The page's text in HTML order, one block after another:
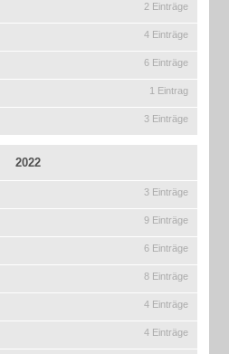
2 Einträge
4 Einträge
6 Einträge
1 Eintrag
3 Einträge
2022
3 Einträge
9 Einträge
6 Einträge
8 Einträge
4 Einträge
4 Einträge